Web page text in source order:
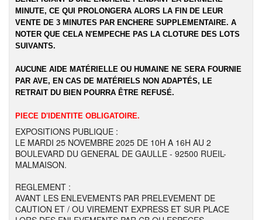
MINUTE, CE QUI PROLONGERA ALORS LA FIN DE LEUR
VENTE DE 3 MINUTES PAR ENCHERE SUPPLEMENTAIRE. A
NOTER QUE CELA N'EMPECHE PAS LA CLOTURE DES LOTS
SUIVANTS.
AUCUNE AIDE MATÉRIELLE OU HUMAINE NE SERA FOURNIE
PAR AVE, EN CAS DE MATÉRIELS NON ADAPTÉS, LE
RETRAIT DU BIEN POURRA ÊTRE REFUSÉ.
PIECE D'IDENTITE OBLIGATOIRE.
EXPOSITIONS PUBLIQUE :
LE MARDI 25 NOVEMBRE 2025 DE 10H A 16H AU 2
BOULEVARD DU GENERAL DE GAULLE - 92500 RUEIL-
MALMAISON.
REGLEMENT :
AVANT LES ENLEVEMENTS PAR PRELEVEMENT DE
CAUTION ET / OU VIREMENT EXPRESS ET SUR PLACE